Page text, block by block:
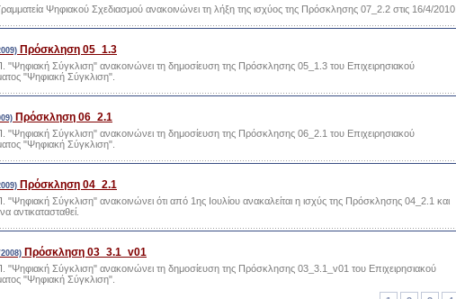
Ψηφιακού Σχεδιασμού ανακοινώνει τη λήξη της ισχύος της Πρόσκλησης 07_2.2 στις 16/4/2010.
Πρόσκληση 05_1.3
Σύγκλιση" ανακοινώνει τη δημοσίευση της Πρόσκλησης 05_1.3 του Επιχειρησιακού
"Ψηφιακή Σύγκλιση".
Πρόσκληση 06_2.1
Σύγκλιση" ανακοινώνει τη δημοσίευση της Πρόσκλησης 06_2.1 του Επιχειρησιακού
"Ψηφιακή Σύγκλιση".
Πρόσκληση 04_2.1
Σύγκλιση" ανακοινώνει ότι από 1ης Ιουλίου ανακαλείται η ισχύς της Πρόσκλησης 04_2.1 και
αντικατασταθεί.
Πρόσκληση 03_3.1_v01
Σύγκλιση" ανακοινώνει τη δημοσίευση της Πρόσκλησης 03_3.1_v01 του Επιχειρησιακού
"Ψηφιακή Σύγκλιση".